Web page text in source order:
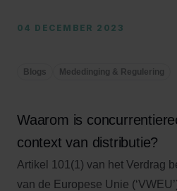
04 DECEMBER 2023
Blogs Mededinging & Regulering
Waarom is
context van distributie?
Artikel 101(1) van het Verdrag
van de Europese Unie